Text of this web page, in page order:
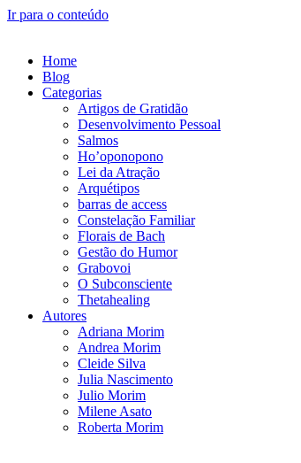
Ir para o conteúdo
Home
Blog
Categorias
Artigos de Gratidão
Desenvolvimento Pessoal
Salmos
Ho’oponopono
Lei da Atração
Arquétipos
barras de access
Constelação Familiar
Florais de Bach
Gestão do Humor
Grabovoi
O Subconsciente
Thetahealing
Autores
Adriana Morim
Andrea Morim
Cleide Silva
Julia Nascimento
Julio Morim
Milene Asato
Roberta Morim